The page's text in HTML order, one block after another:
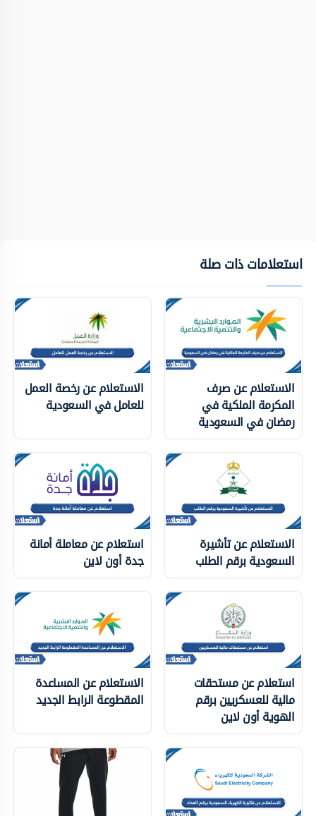
استعلامات ذات صلة
الاستعلام عن صرف
المكرمة الملكية في
رمضان في السعودية
الاستعلام عن رخصة العمل
للعامل في السعودية
الاستعلام عن تأشيرة
السعودية برقم الطلب
استعلام عن معاملة أمانة
جدة أون لاين
استعلام عن مستحقات
مالية للعسكريين برقم
الهوية أون لاين
الاستعلام عن المساعدة
المقطوعة الرابط الجديد